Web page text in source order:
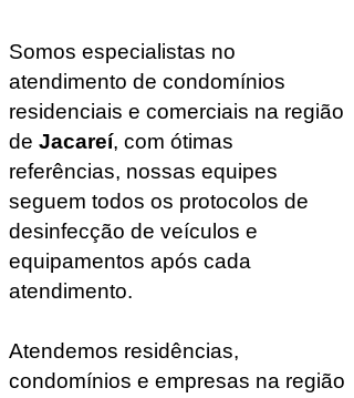
Somos especialistas no
atendimento de condomínios
residenciais e comerciais na região
de Jacareí, com ótimas
referências, nossas equipes
seguem todos os protocolos de
desinfecção de veículos e
equipamentos após cada
atendimento.
Atendemos residências,
condomínios e empresas na região